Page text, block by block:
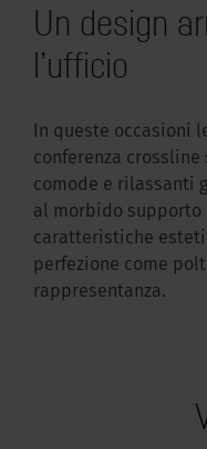
Un design
l’ufficio
In queste occasioni
conferenza
comode e rilassanti
al morbido supporto
caratteristiche
perfezione come
rappresentanza.